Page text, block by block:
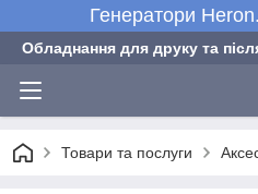
Генератори
Обладнання для друку та
Товари та послуги